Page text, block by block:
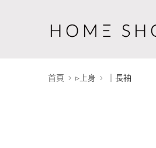
首頁 ▹上身 ｜長袖